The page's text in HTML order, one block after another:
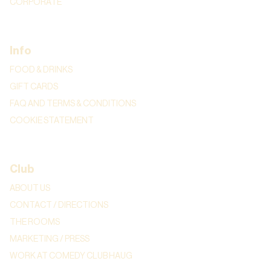
CORPORATE
Info
FOOD & DRINKS
GIFT CARDS
FAQ AND TERMS & CONDITIONS
COOKIE STATEMENT
Club
ABOUT US
CONTACT / DIRECTIONS
THE ROOMS
MARKETING / PRESS
WORK AT COMEDY CLUB HAUG